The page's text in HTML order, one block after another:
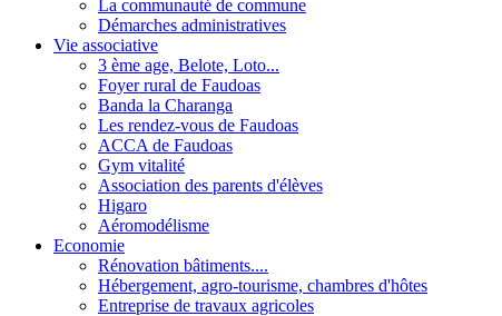
La communauté de commune
Démarches administratives
Vie associative
3 ème age, Belote, Loto...
Foyer rural de Faudoas
Banda la Charanga
Les rendez-vous de Faudoas
ACCA de Faudoas
Gym vitalité
Association des parents d'élèves
Higaro
Aéromodélisme
Economie
Rénovation bâtiments....
Hébergement, agro-tourisme, chambres d'hôtes
Entreprise de travaux agricoles